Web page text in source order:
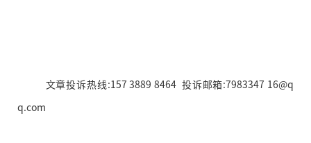
文章投诉热线:157 3889 8464 投诉邮箱:7983347 16@q
q.com